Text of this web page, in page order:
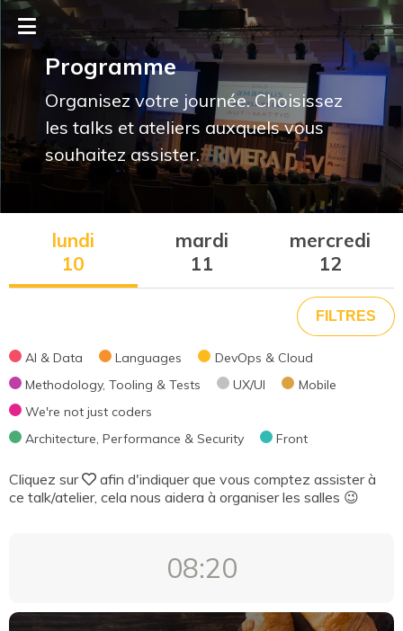
Programme
Organisez votre journée. Choisissez
les talks et ateliers auxquels vous
souhaitez assister.
lundi
10
mardi
11
mercredi
12
Thème
AI & Data
Languages
Methodology, Tooling & Tests
Architecture, Performance & Security
AI & Data Languages
DevOps & Cloud
Methodology, Tooling & Tests
UX/UI
Mobile
We're not just coders
Architecture, Performance & Security
Front
Cliquez sur
afin d'indiquer que vous comptez assister à
ce talk/atelier, cela nous aidera à organiser les salles 😉
08:20